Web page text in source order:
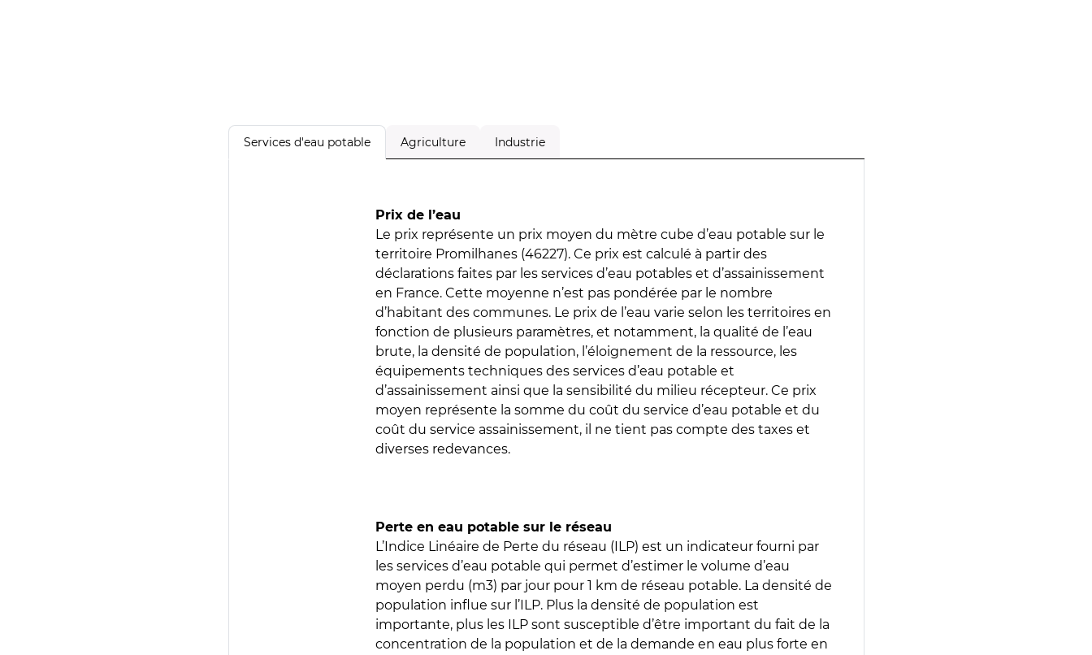
Services d'eau potable Agriculture Industrie
Prix de l’eau
Le prix représente un prix moyen du mètre cube d’eau potable sur le
territoire Promilhanes (46227). Ce prix est calculé à partir des
déclarations faites par les services d’eau potables et d’assainissement
en France. Cette moyenne n’est pas pondérée par le nombre
d’habitant des communes. Le prix de l’eau varie selon les territoires en
fonction de plusieurs paramètres, et notamment, la qualité de l’eau
brute, la densité de population, l’éloignement de la ressource, les
équipements techniques des services d’eau potable et
d’assainissement ainsi que la sensibilité du milieu récepteur. Ce prix
moyen représente la somme du coût du service d’eau potable et du
coût du service assainissement, il ne tient pas compte des taxes et
diverses redevances.
Perte en eau potable sur le réseau
L’Indice Linéaire de Perte du réseau (ILP) est un indicateur fourni par
les services d’eau potable qui permet d’estimer le volume d’eau
moyen perdu (m3) par jour pour 1 km de réseau potable. La densité de
population influe sur l’ILP. Plus la densité de population est
importante, plus les ILP sont susceptible d’être important du fait de la
concentration de la population et de la demande en eau plus forte en